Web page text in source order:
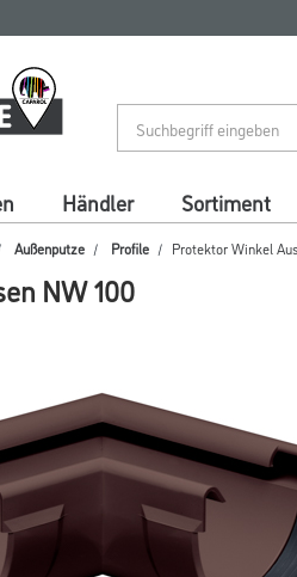
Händler Sortiment
Außenputze Profile Protektor Winkel
NW 100